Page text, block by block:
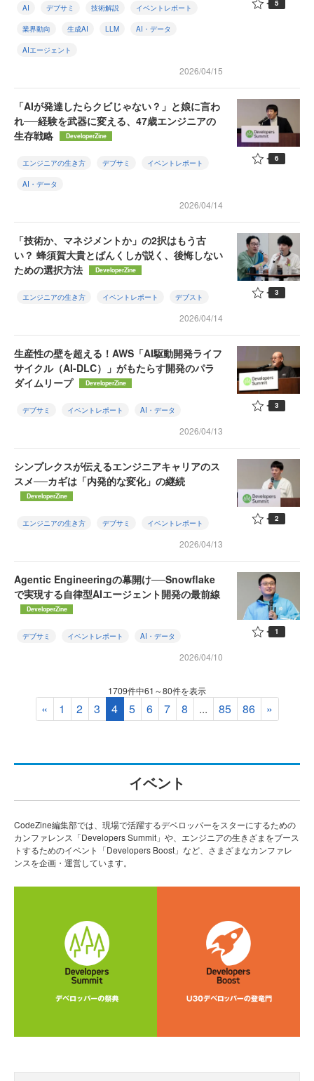
AI デブサミ 技術解説 イベントレポート
業界動向 生成AI LLM AI・データ
AIエージェント
2026/04/15
5
「AIが発達したらクビじゃない？」と娘に言わ
れ──経験を武器に変える、47歳エンジニアの
生存戦略
DeveloperZine
エンジニアの生き方 デブサミ イベントレポート
AI・データ
2026/04/14
6
「技術か、マネジメントか」の2択はもう古
い？ 蜂須賀大貴とばんくしが説く、後悔しない
ための選択方法
DeveloperZine
エンジニアの生き方 イベントレポート デブスト
2026/04/14
3
生産性の壁を超える！AWS「AI駆動開発ライフ
サイクル（AI-DLC）」がもたらす開発のパラ
ダイムリープ
DeveloperZine
デブサミ イベントレポート AI・データ
2026/04/13
3
シンプレクスが伝えるエンジニアキャリアのス
スメ──カギは「内発的な変化」の継続
DeveloperZine
エンジニアの生き方 デブサミ イベントレポート
2026/04/13
2
Agentic Engineeringの幕開け──Snowflake
で実現する自律型AIエージェント開発の最前線
DeveloperZine
デブサミ イベントレポート AI・データ
2026/04/10
1
1709件中61～80件を表示
« 1 2 3 4 5 6 7 8 ... 85 86 »
イベント
CodeZine編集部では、現場で活躍するデベロッパーをスターにするための
カンファレンス「Developers Summit」や、エンジニアの生きざまをブース
トするためのイベント「Developers Boost」など、さまざまなカンファレ
ンスを企画・運営しています。